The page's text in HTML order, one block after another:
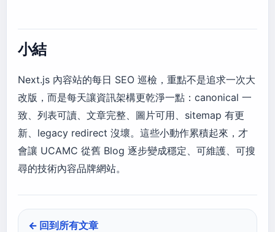
小結
Next.js 內容站的每日 SEO 巡檢，重點不是追求一次大
改版，而是每天讓資訊架構更乾淨一點：canonical 一
致、列表可讀、文章完整、圖片可用、sitemap 有更
新、legacy redirect 沒壞。這些小動作累積起來，才
會讓 UCAMC 從舊 Blog 逐步變成穩定、可維護、可搜
尋的技術內容品牌網站。
← 回到所有文章